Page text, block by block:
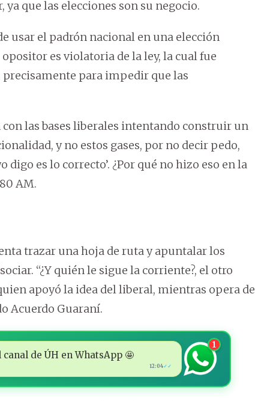
que las elecciones son su negocio.
usar el padrón nacional en una elección
es violatoria de la ley, la cual fue
para impedir que las
las bases liberales intentando construir un
y no estos gases, por no decir pedo,
digo es lo correcto’. ¿Por qué no hizo eso en la
AM.
trazar una hoja de ruta y apuntalar los
“¿Y quién le sigue la corriente?, el otro
apoyó la idea del liberal, mientras opera de
Acuerdo Guaraní.
de ÚH en WhatsApp 🤩
12:04✓✓
1